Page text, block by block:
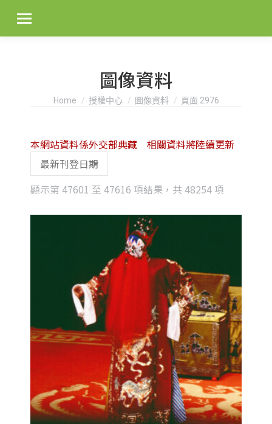
圖像資料
You are here:
Home 授權中心 圖像資料 頁面 2976
顯示第 47601 至 47616 項結果，共 48254 項
latest
本網站資料係外交部典藏 相關資料將陸續更新